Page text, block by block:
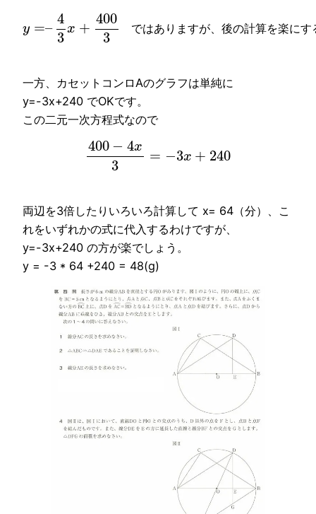
y =–
4
3
x +
400
3
ではあ り ますが、後の計算を楽にす
一方、カセットコンロAのグラフは単純に
y=-3x+240 でOKです。
この二元一次方程式なので
400 − 4x
3
= −3x + 240
両辺を3倍したりいろいろ計算して x= 64（分）、こ
れをいずれかの式に代入するわけですが、
y=-3x+240 の方が楽でしょう。
y = -3 * 64 +240 = 48(g)